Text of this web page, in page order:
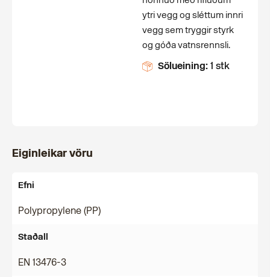
ytri vegg og sléttum innri
vegg sem tryggir styrk
og góða vatnsrennsli.
Sölueining:1 stk
Eiginleikar vöru
Efni
Polypropylene (PP)
Staðall
EN 13476-3